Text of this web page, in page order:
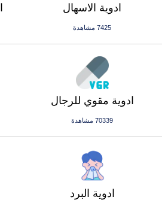
ادوية الاسهال
7425 مشاهدة
ادوية مقوي للرجال
70339 مشاهدة
ادوية البرد